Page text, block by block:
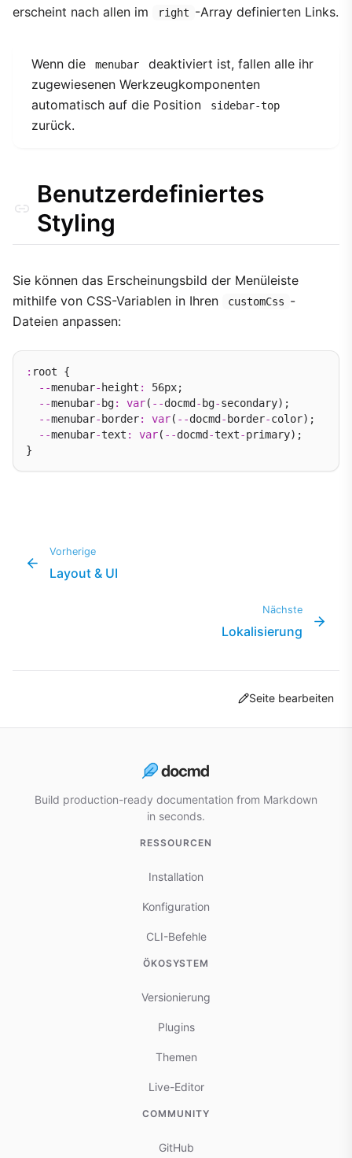
erscheint nach allen im
right -Array definierten Links.
Wenn die menubar
deaktiviert ist, fallen alle ihr
zugewiesenen Werkzeugkomponenten
automatisch auf die Position
sidebar-top
zurück.
Benutzerdefiniertes
Styling
Sie können das Erscheinungsbild der Menüleiste
mithilfe von CSS-Variablen in Ihren
customCss -
Dateien anpassen:
: root {
--menubar- height :
56px;
--menubar- bg: var( --docmd - bg-secondary);
--menubar- border: var( --docmd - border-color);
--menubar-text : var( --docmd -text-primary);
Vorherige
Layout & UI
Nächste
Lokalisierung
Seite bearbeiten
Build production-ready documentation from Markdown
in seconds.
RESSOURCEN
Installation
Konfiguration
CLI-Befehle
ÖKOSYSTEM
Versionierung
Plugins
Themen
Live-Editor
COMMUNITY
GitHub